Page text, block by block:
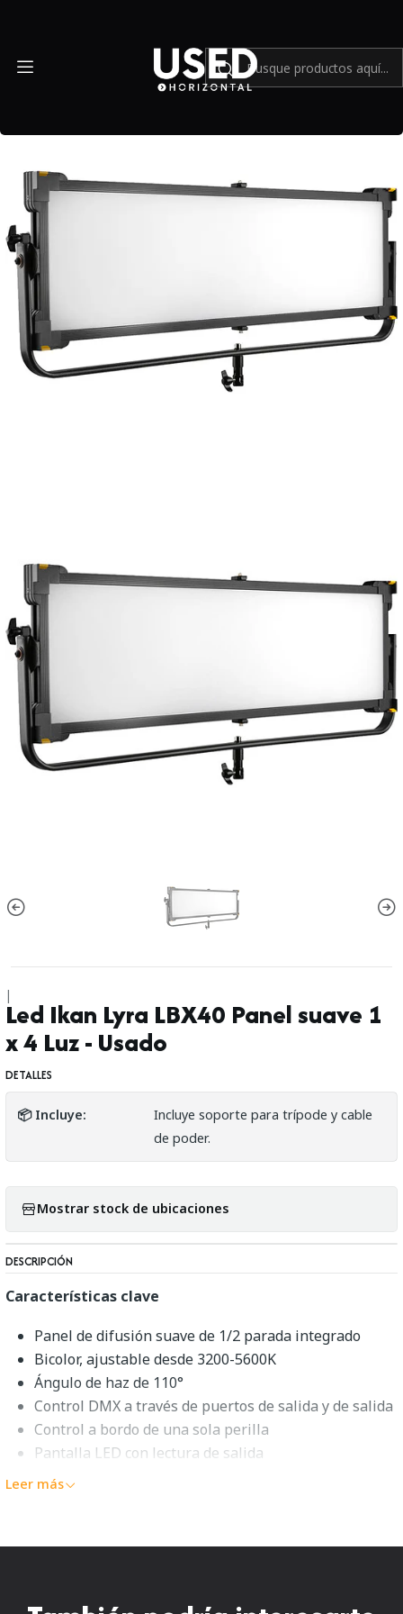
|
Led Ikan Lyra LBX40 Panel suave 1
x 4 Luz - Usado
DETALLES
📦 Incluye:
Incluye soporte para trípode y cable
de poder.
Mostrar stock de ubicaciones
DESCRIPCIÓN
Características clave
Panel de difusión suave de 1/2 parada integrado
Bicolor, ajustable desde 3200-5600K
Ángulo de haz de 110°
Control DMX a través de puertos de salida y de salida
Control a bordo de una sola perilla
Pantalla LED con lectura de salida
LED de alto CRI
Yugo con pasador combinado de 5/8" y 1-1/8"
Leer más